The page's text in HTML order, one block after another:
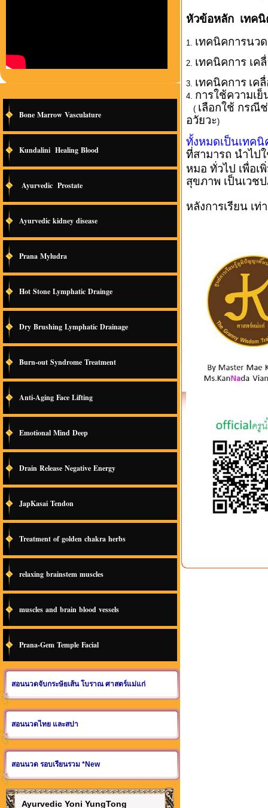
Bone Marrow Vasculature
Kundalini Healing Blood
Ayurvedic Prostate
Ayurvedic kidney disease
Prana Myludra
Hot Stone Lymphatic Drainge
Dry Brushing Lymphatic Drainage
Burn-out Syndrome Treatment
Anti-Aging Face Lifting
Emotional Mind Deep
Drain Release Negative Energy
JapKasai Tendon
Treatment of golden chakra herbs
relaxing brainstem muscles
muscles and brain blood vessels
Prana-Gem Temple Facial
สอนนวดจับกระษัยเส้น โบราณ ศาสตร์แม่แก่
สอนนวดไทย และสปา
สอนนวด รอบเรียนรวม *New
Ayurvedic Yoni YungTong
หัวข้อหลัก เทค
1. เทคนิคการนว
2. เทคนิคการ เค
3. เทคนิคการ เค
4. การใช้ความเ
( เลือกใช้ กรณี
อวัยวะ)
ทั้งหมดเป็นเทคนิ
ที่สามารถ นำไป
หมอ ทั่วไป เพื่อ
สุขภาพ เป็นเว
หลังการเรียน เท่